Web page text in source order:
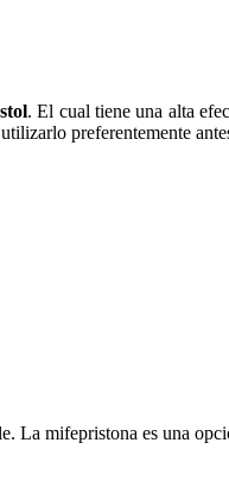
. El cual tiene una alta
preferentemente
La mifepristona es una